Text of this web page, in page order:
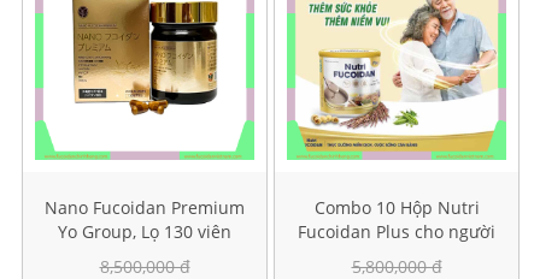
Nano Fucoidan Premium
Yo Group, Lọ 130 viên
8,500,000 đ
Combo 10 Hộp Nutri
Fucoidan Plus cho người
ăn kiêng, Mỗi hộp 500g
5,800,000 đ